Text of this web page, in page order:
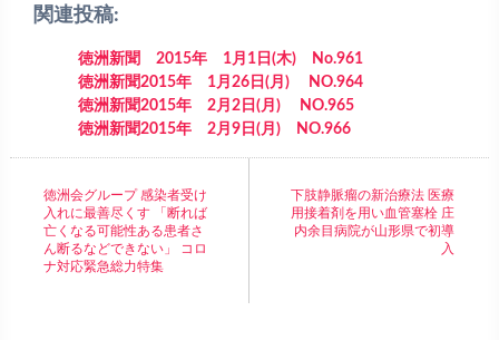
関連投稿:
徳洲新聞 2015年 1月1日(木) No.961
徳洲新聞2015年 1月26日(月) NO.964
徳洲新聞2015年 2月2日(月) NO.965
徳洲新聞2015年 2月9日(月) NO.966
徳洲会グループ 感染者受け
入れに最善尽くす 「断れば
亡くなる可能性ある患者さ
ん断るなどできない」 コロ
ナ対応緊急総力特集
下肢静脈瘤の新治療法 医療
用接着剤を用い血管塞栓 庄
内余目病院が山形県で初導
入